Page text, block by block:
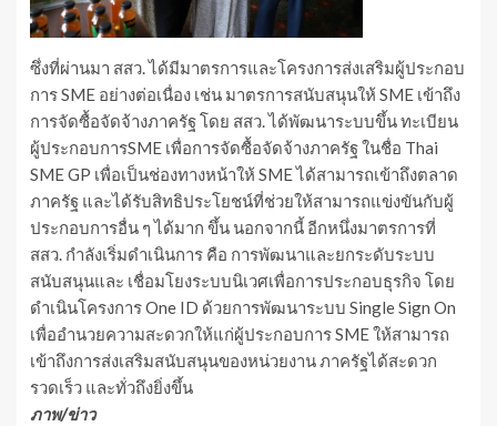
ซึ่งที่ผ่านมา สสว. ได้มีมาตรการและโครงการส่งเสริมผู้ประกอบ
การ SME อย่างต่อเนื่อง เช่น มาตรการสนับสนุนให้ SME เข้าถึง
การจัดซื้อจัดจ้างภาครัฐ โดย สสว. ได้พัฒนาระบบขึ้น ทะเบียน
ผู้ประกอบการSME เพื่อการจัดซื้อจัดจ้างภาครัฐ ในชื่อ Thai
SME GP เพื่อเป็นช่องทางหน้าให้ SME ได้สามารถเข้าถึงตลาด
ภาครัฐ และได้รับสิทธิประโยชน์ที่ช่วยให้สามารถแข่งขันกับผู้
ประกอบการอื่น ๆ ได้มาก ขึ้น นอกจากนี้ อีกหนึ่งมาตรการที่
สสว. กำลังเริ่มดำเนินการ คือ การพัฒนาและยกระดับระบบ
สนับสนุนและ เชื่อมโยงระบบนิเวศเพื่อการประกอบธุรกิจ โดย
ดำเนินโครงการ One ID ด้วยการพัฒนาระบบ Single Sign On
เพื่ออำนวยความสะดวกให้แก่ผู้ประกอบการ SME ให้สามารถ
เข้าถึงการส่งเสริมสนับสนุนของหน่วยงาน ภาครัฐได้สะดวก
รวดเร็ว และทั่วถึงยิ่งขึ้น
ภาพ/ข่าว